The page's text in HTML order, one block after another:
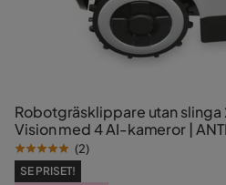
Robotgräsklippare utan slinga
Vision med 4 AI-kameror |
(2)
SE PRISET!